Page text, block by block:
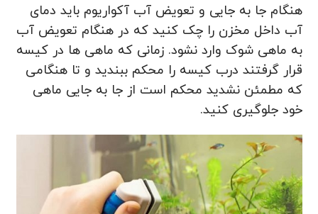
هنگام جا به جایی و تعویض آب آکواریوم باید دمای
آب داخل مخزن را چک کنید که در هنگام تعویض آب
به ماهی شوک وارد نشود. زمانی که ماهی ها در کیسه
قرار گرفتند درب کیسه را محکم ببندید و تا هنگامی
که مطمئن نشدید محکم است از جا به جایی ماهی
خود جلوگیری کنید.